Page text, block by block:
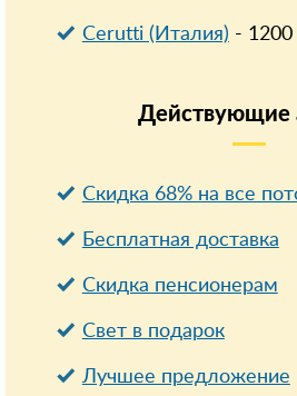
Cerutti (Италия) - 1200
Действующие
Скидка 68% на все
Бесплатная доставка
Cкидка пенсионерам
Свет в подарок
Лучшее предложение